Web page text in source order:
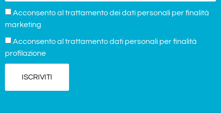
Acconsento al trattamento dei dati personali per finalità
marketing
Acconsento al trattamento dati personali per finalità
profilazione
ISCRIVITI